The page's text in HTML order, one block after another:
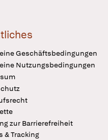
Geschäftsbedingungen
Nutzungsbedingungen
zur Barrierefreiheit
& Tracking